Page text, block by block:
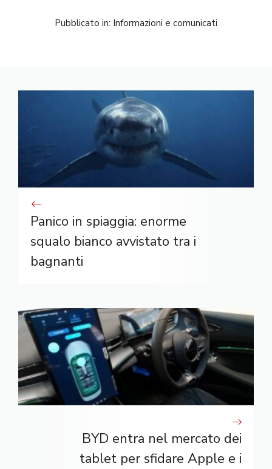
Pubblicato in: Informazioni e comunicati
Panico in spiaggia: enorme
squalo bianco avvistato tra i
bagnanti
BYD entra nel mercato dei
tablet per sfidare Apple e i